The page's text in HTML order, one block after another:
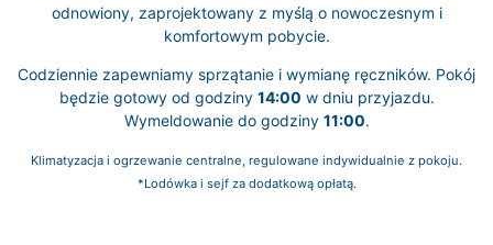
odnowiony, zaprojektowany z myślą o nowoczesnym i
komfortowym pobycie.
Codziennie zapewniamy sprzątanie i wymianę ręczników. Pokój
będzie gotowy od godziny 14:00 w dniu przyjazdu.
Wymeldowanie do godziny 11:00.
Klimatyzacja i ogrzewanie centralne, regulowane indywidualnie z pokoju.
*Lodówka i sejf za dodatkową opłatą.